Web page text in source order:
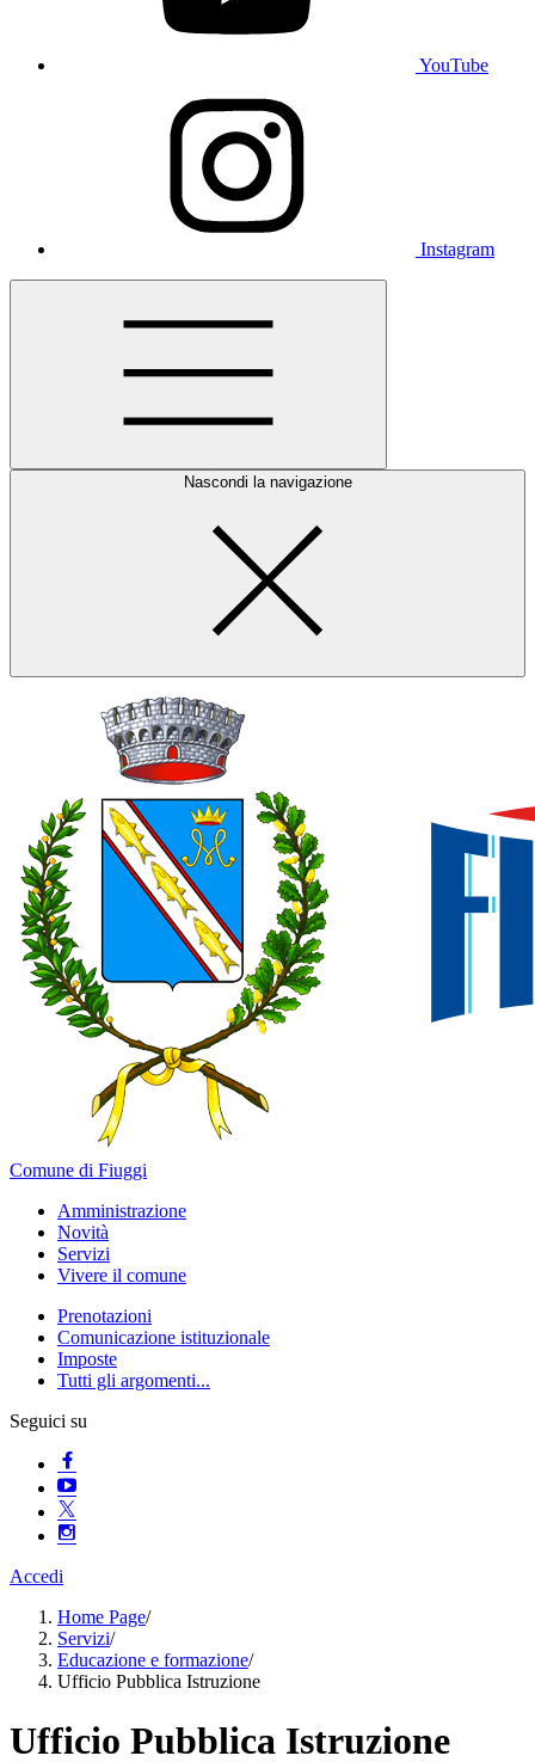
YouTube
Instagram
Nascondi la navigazione
Comune di Fiuggi
Amministrazione
Novità
Servizi
Vivere il comune
Prenotazioni
Comunicazione istituzionale
Imposte
Tutti gli argomenti...
Seguici su
Accedi
Home Page/
Servizi/
Educazione e formazione/
Ufficio Pubblica Istruzione
Ufficio Pubblica Istruzione